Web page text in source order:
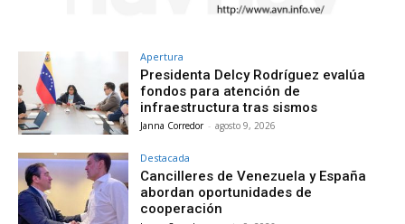
Apertura
Presidenta Delcy Rodríguez evalúa
fondos para atención de
infraestructura tras sismos
Janna Corredor - agosto 9, 2026
Destacada
Cancilleres de Venezuela y España
abordan oportunidades de
cooperación